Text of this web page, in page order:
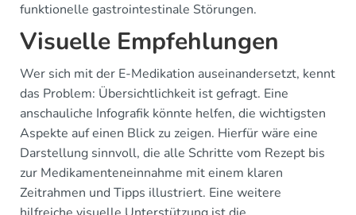
funktionelle gastrointestinale Störungen.
Visuelle Empfehlungen
Wer sich mit der E-Medikation auseinandersetzt, kennt
das Problem: Übersichtlichkeit ist gefragt. Eine
anschauliche Infografik könnte helfen, die wichtigsten
Aspekte auf einen Blick zu zeigen. Hierfür wäre eine
Darstellung sinnvoll, die alle Schritte vom Rezept bis
zur Medikamenteneinnahme mit einem klaren
Zeitrahmen und Tipps illustriert. Eine weitere